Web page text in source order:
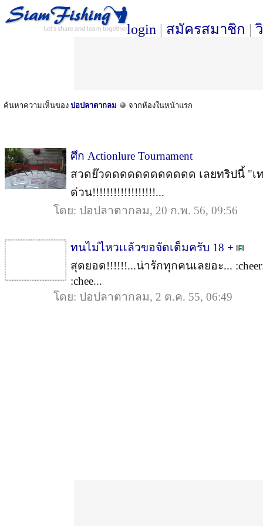
login | สมัครสมาชิก |
ค้นหาความเห็นของ ปอปลาตากลม จากห้องในหน้าแรก
ศึก Actionlure Tournament
สวดย๊วดดดดดดดดดดดด เลยทริปนี้ "เ
ด่วน!!!!!!!!!!!!!!!!!!...
โดย: ปอปลาตากลม, 20 ก.พ. 56, 09:56
ทนไม่ไหวเเล้วขอจัดเต็มครับ 18 +
สุดยอด!!!!!!...น่ารักทุกคนเลยอะ... :cheer:
:chee...
โดย: ปอปลาตากลม, 2 ต.ค. 55, 06:49